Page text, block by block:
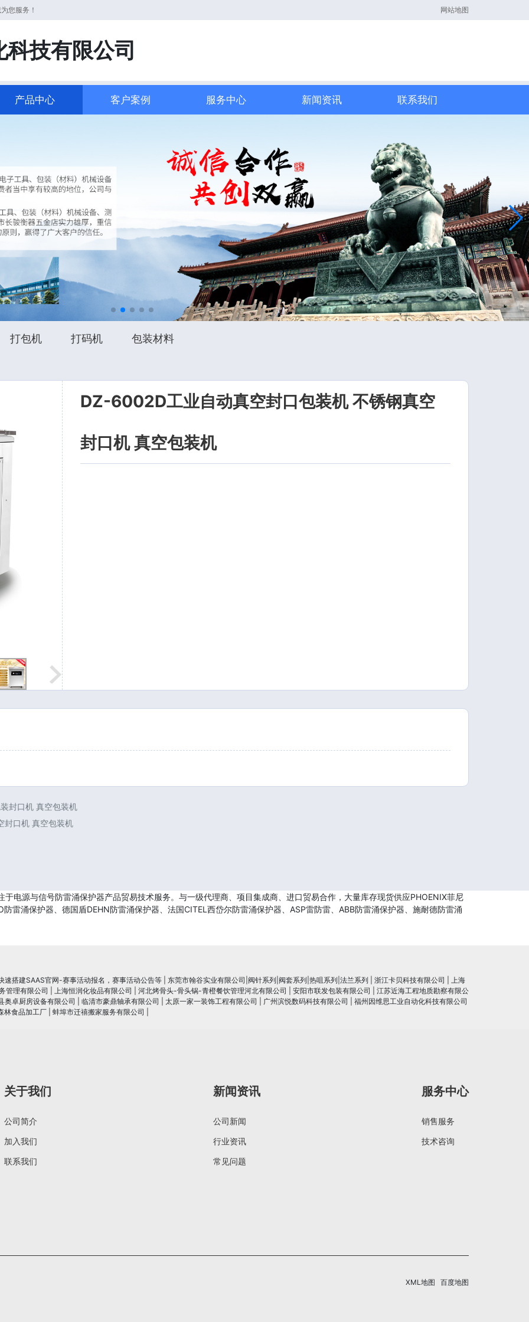
您服务！ 网站地图
技有限公司
产品中心 客户案例 服务中心 新闻资讯 联系我们
打包机 打码机 包装材料
DZ-6002D工业自动真空封口包装机 不锈钢真空
封口机 真空包装机
封口机 真空包装机
封口机 真空包装机
电源与信号防雷涌保护器产品贸易技术服务。与一级代理商、项目集成商、进口贸易合作，大量库存现货供应PHOENIX菲尼
雷涌保护器、德国盾DEHN防雷涌保护器、法国CITEL西岱尔防雷涌保护器、ASP雷防雷、ABB防雷涌保护器、施耐德防雷涌
搭建SAAS官网-赛事活动报名，赛事活动公告等 东莞市翰谷实业有限公司|阀针系列|阀套系列|热咀系列|法兰系列 浙江卡贝科技有限公司
上海
管理有限公司
上海恒润化妆品有限公司 河北烤骨头-骨头锅-青橙餐饮管理河北有限公司 安阳市联发包装有限公司
江苏近海工程地质勘察有限公
奥卓厨房设备有限公司
临清市豪鼎轴承有限公司 太原一家一装饰工程有限公司 广州滨悦数码科技有限公司
福州因维思工业自动化科技有限公司
林食品加工厂
蚌埠市迁禧搬家服务有限公司
关于我们
公司简介
加入我们
联系我们
新闻资讯
公司新闻
行业资讯
常见问题
服务中心
销售服务
技术咨询
XML地图 百度地图